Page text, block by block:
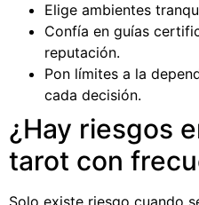
Elige ambientes
Confía en guías
reputación.
Pon límites a la
cada decisión.
¿Hay riesgos
tarot con